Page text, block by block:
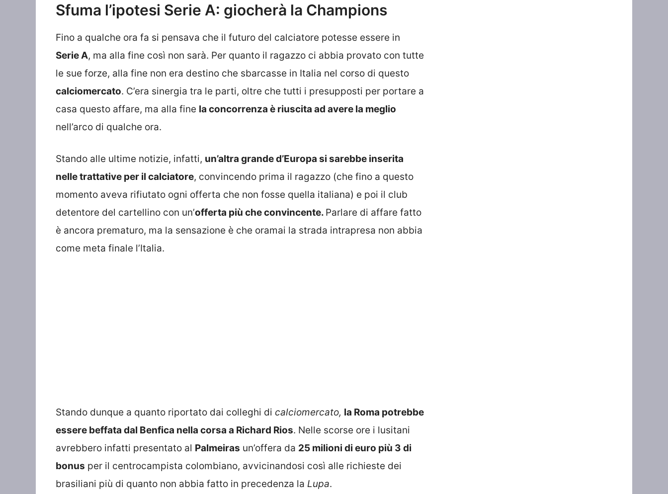
Sfuma l’ipotesi Serie A: giocherà la Champions
Fino a qualche ora fa si pensava che il futuro del calciatore potesse essere in
Serie A, ma alla fine così non sarà. Per quanto il ragazzo ci abbia provato con tutte
le sue forze, alla fine non era destino che sbarcasse in Italia nel corso di questo
calciomercato. C’era sinergia tra le parti, oltre che tutti i presupposti per portare a
casa questo affare, ma alla fine la concorrenza è riuscita ad avere la meglio
nell’arco di qualche ora.
Stando alle ultime notizie, infatti, un’altra grande d’Europa si sarebbe inserita
nelle trattative per il calciatore, convincendo prima il ragazzo (che fino a questo
momento aveva rifiutato ogni offerta che non fosse quella italiana) e poi il club
detentore del cartellino con un’offerta più che convincente. Parlare di affare fatto
è ancora prematuro, ma la sensazione è che oramai la strada intrapresa non abbia
come meta finale l’Italia.
Stando dunque a quanto riportato dai colleghi di calciomercato, la Roma potrebbe
essere beffata dal Benfica nella corsa a Richard Rios. Nelle scorse ore i lusitani
avrebbero infatti presentato al Palmeiras un’offera da 25 milioni di euro più 3 di
bonus per il centrocampista colombiano, avvicinandosi così alle richieste dei
brasiliani più di quanto non abbia fatto in precedenza la Lupa.